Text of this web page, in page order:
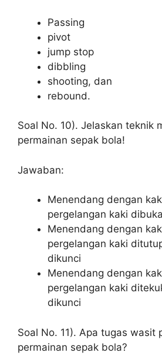
Passing
pivot
jump stop
dibbling
shooting, dan
rebound.
Soal No. 10). Jelaskan teknik
permainan sepak bola!
Jawaban:
Menendang dengan
pergelangan kaki
Menendang dengan
pergelangan kaki
dikunci
Menendang dengan
pergelangan kaki
dikunci
Soal No. 11). Apa tugas wasit
permainan sepak bola?